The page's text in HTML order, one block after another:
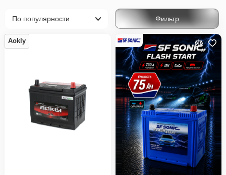
XV50 Рестайлинг (2014-2018)
XV50 2-й Рестайлинг (2017-2018) XV70 (2017-2021)
Camry Toyota
Фильтр
Aokly